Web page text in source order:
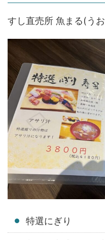
すし直売所 魚まる(う
特選にぎり